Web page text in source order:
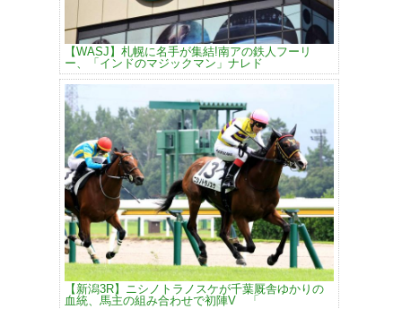
【WASJ】札幌に名手が集結!南アの鉄人フーリ
ー、「インドのマジックマン」ナレド
【新潟3R】ニシノトラノスケが千葉厩舎ゆかりの
血統、馬主の組み合わせで初陣V 「